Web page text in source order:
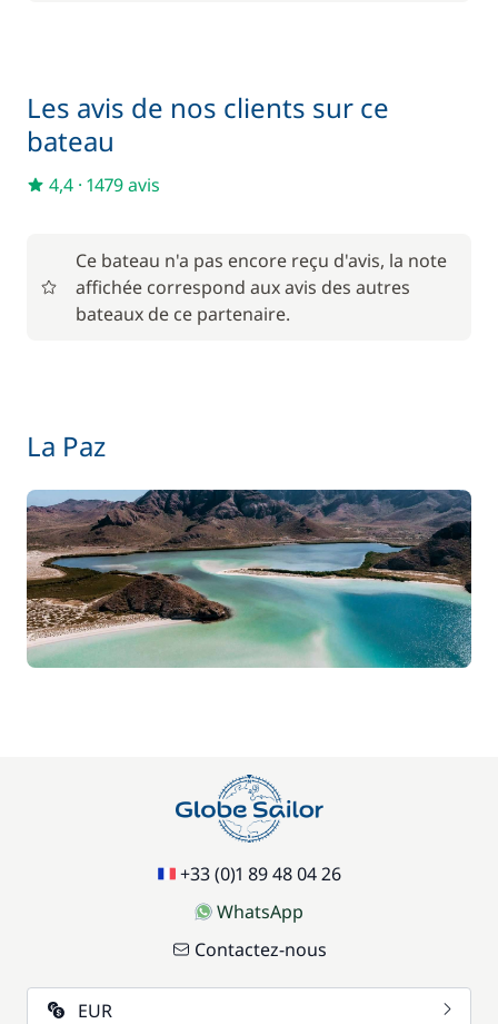
Kayak
À partir de
Rachat de Franchise 70,00 €
Les avis de nos clients sur ce
bateau
4,4 · 1479 avis
Ce bateau n'a pas encore reçu d'avis, la note
affichée correspond aux avis des autres
bateaux de ce partenaire.
La Paz
+33 (0)1 89 48 04 26
WhatsApp
Contactez-nous
EUR